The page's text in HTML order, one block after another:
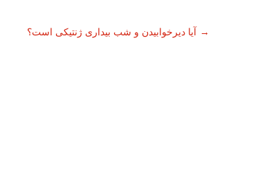
ناوبری
آیا دیرخوابیدن و شب بیداری ژنتیکی است؟ →